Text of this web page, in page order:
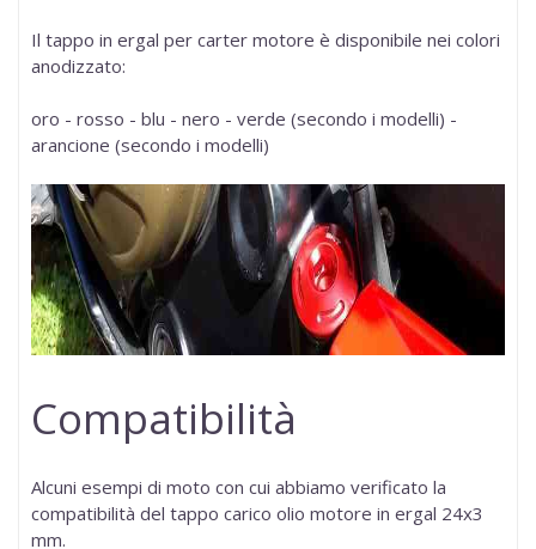
Il tappo in ergal per carter motore è disponibile nei colori
anodizzato:
oro - rosso - blu - nero - verde (secondo i modelli) -
arancione (secondo i modelli)
Compatibilità
Alcuni esempi di moto con cui abbiamo verificato la
compatibilità del tappo carico olio motore in ergal 24x3
mm.